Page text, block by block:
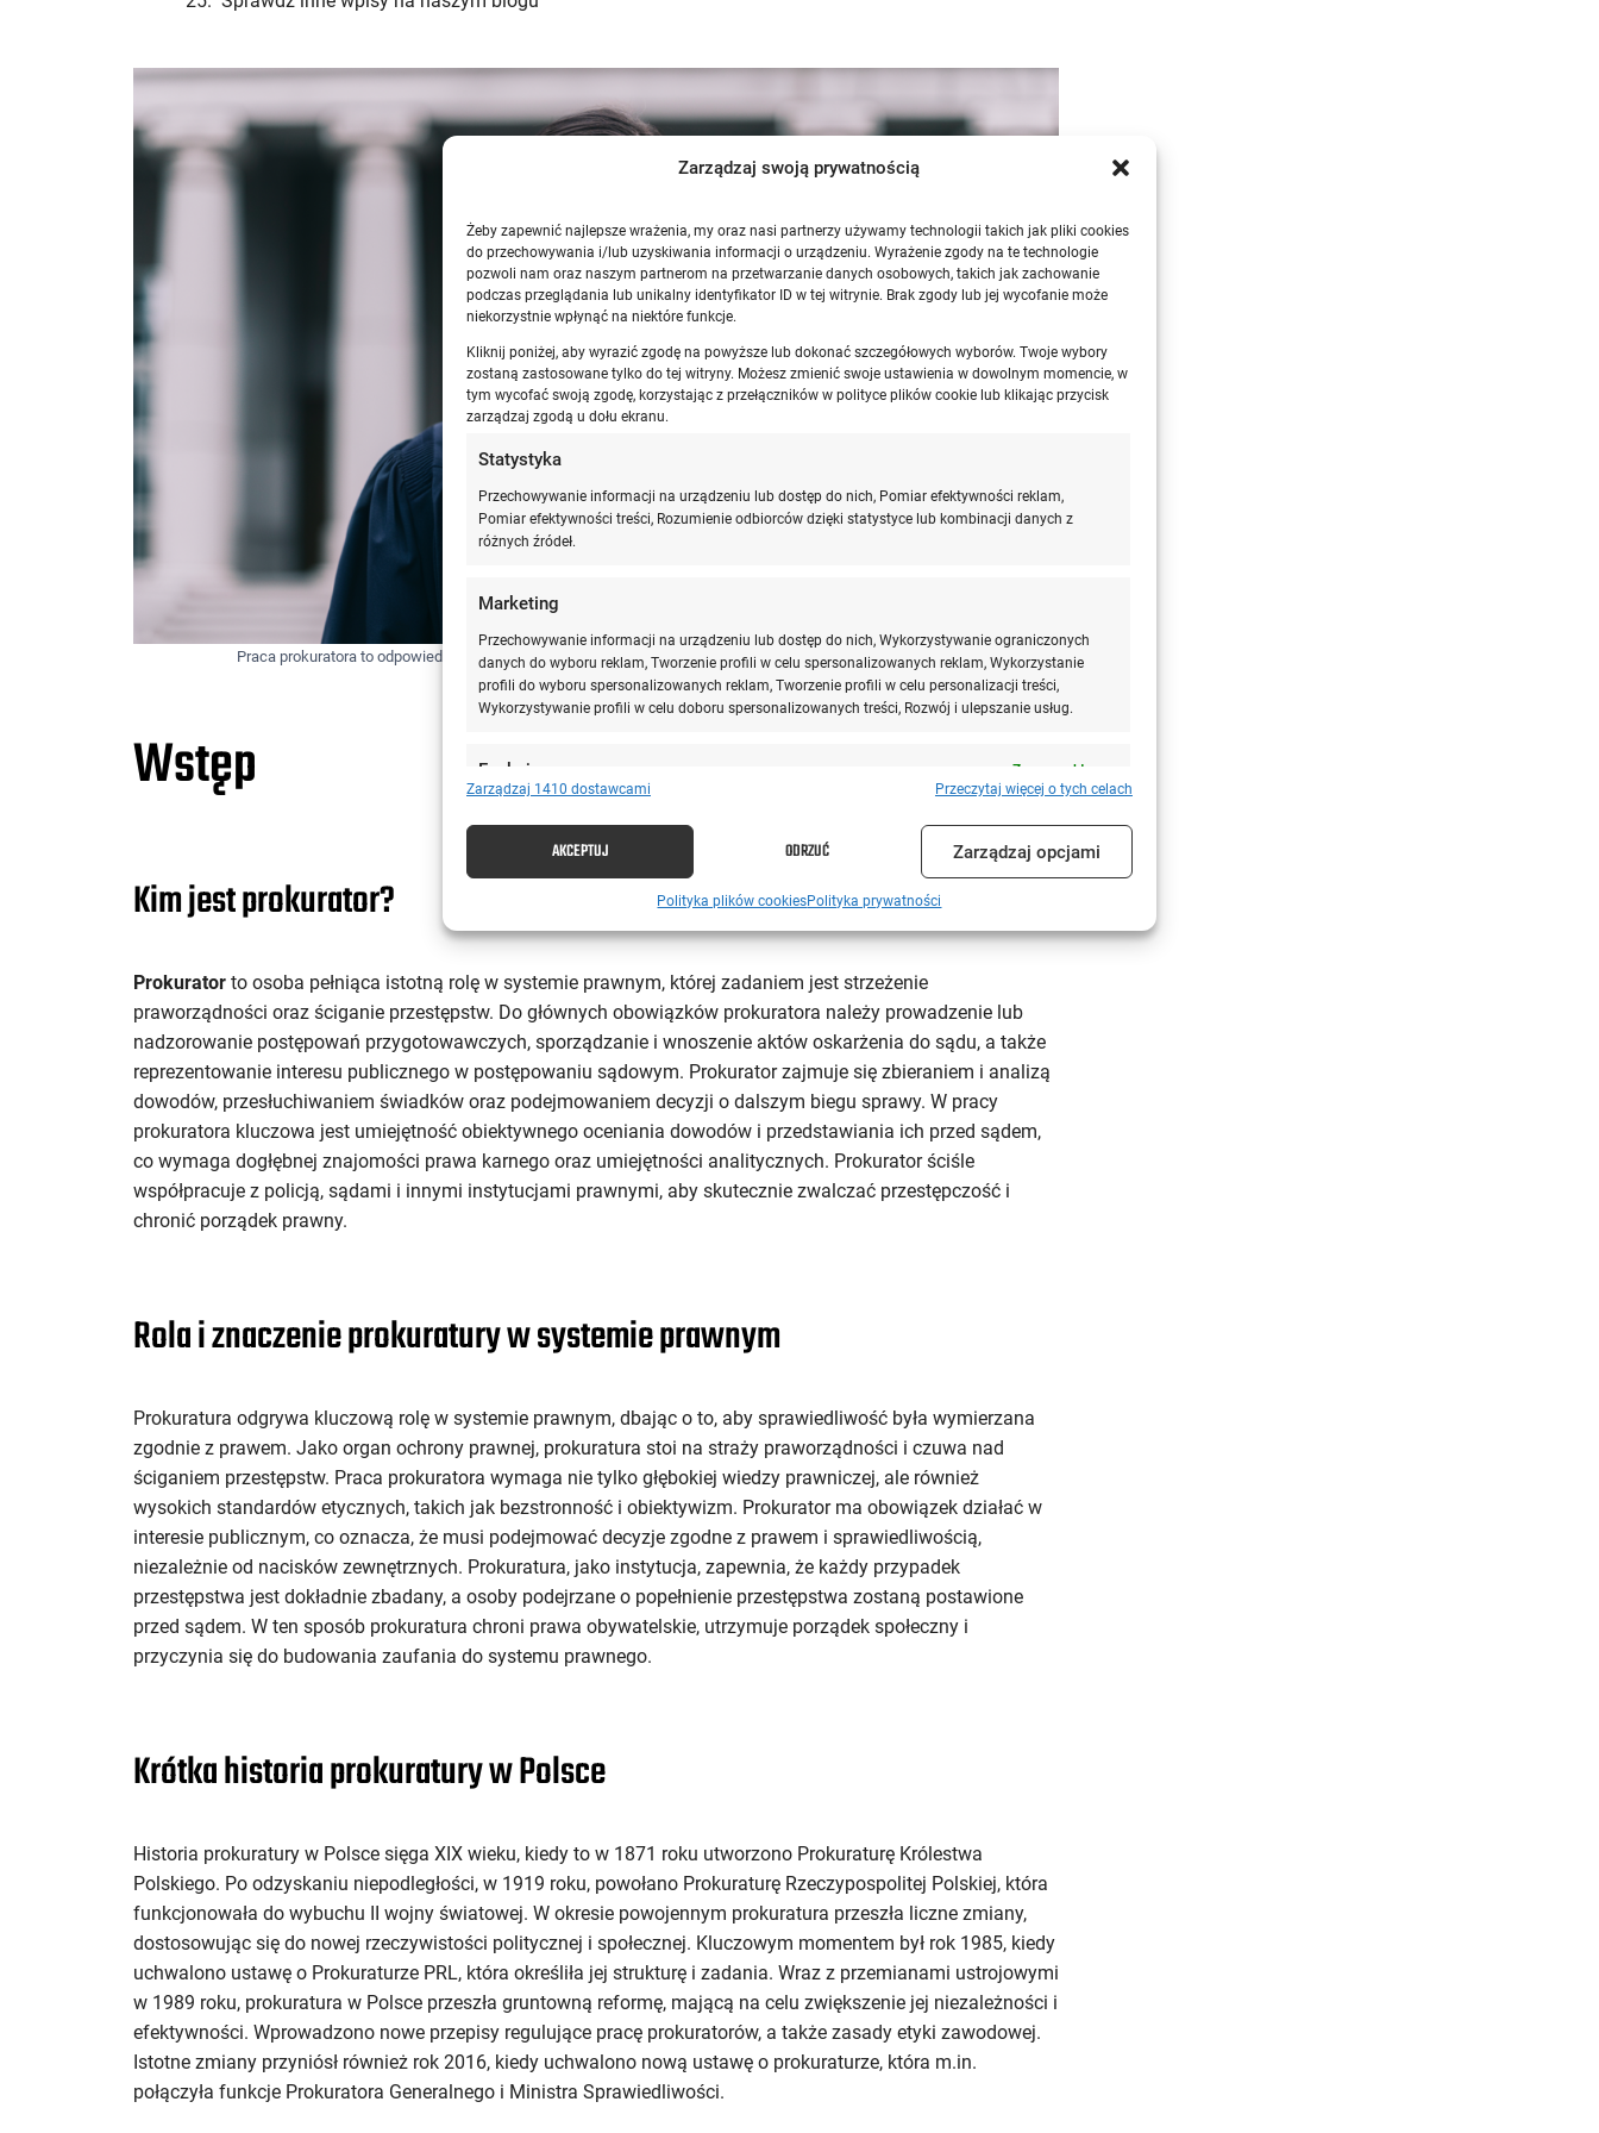
Zarządzaj swoją prywatnością
Żeby zapewnić najlepsze wrażenia, my oraz nasi partnerzy używamy technologii takich jak pliki cookies
do przechowywania i/lub uzyskiwania informacji o urządzeniu. Wyrażenie zgody na te technologie
pozwoli nam oraz naszym partnerom na przetwarzanie danych osobowych, takich jak zachowanie
podczas przeglądania lub unikalny identyfikator ID w tej witrynie. Brak zgody lub jej wycofanie może
niekorzystnie wpłynąć na niektóre funkcje.
Kliknij poniżej, aby wyrazić zgodę na powyższe lub dokonać szczegółowych wyborów. Twoje wybory
zostaną zastosowane tylko do tej witryny. Możesz zmienić swoje ustawienia w dowolnym momencie, w
tym wycofać swoją zgodę, korzystając z przełączników w polityce plików cookie lub klikając przycisk
zarządzaj zgodą u dołu ekranu.
Statystyka
Przechowywanie informacji na urządzeniu lub dostęp do nich, Pomiar efektywności reklam,
Pomiar efektywności treści, Rozumienie odbiorców dzięki statystyce lub kombinacji danych z
różnych źródeł.
Marketing
Przechowywanie informacji na urządzeniu lub dostęp do nich, Wykorzystywanie ograniczonych
danych do wyboru reklam, Tworzenie profili w celu spersonalizowanych reklam, Wykorzystanie
profili do wyboru spersonalizowanych reklam, Tworzenie profili w celu personalizacji treści,
Wykorzystywanie profili w celu doboru spersonalizowanych treści, Rozwój i ulepszanie usług.
Funkcje Zawsze aktywne
Identyfikacja urządzeń na podstawie informacji przesyłanych automatycznie.
Zapewnienie bezpieczeństwa, zapobieganie oszustwom i
treści, Zapisanie decyzji dotyczących prywatności oraz
informowanie o nich.
Zawsze aktywne
Zarządzaj 1410 dostawcami Przeczytaj więcej o tych celach
AKCEPTUJ ODRZUĆ Zarządzaj opcjami
Polityka plików cookiesPolityka prywatności
Praca prokuratora to odpowiedzialność, ale i satysfakcja. Dowiedz się, jak rozpocząć swoją ścieżkę kariery.
Wstęp
Kim jest prokurator?
Prokurator to osoba pełniąca istotną rolę w systemie prawnym, której zadaniem jest strzeżenie
praworządności oraz ściganie przestępstw. Do głównych obowiązków prokuratora należy prowadzenie lub
nadzorowanie postępowań przygotowawczych, sporządzanie i wnoszenie aktów oskarżenia do sądu, a także
reprezentowanie interesu publicznego w postępowaniu sądowym. Prokurator zajmuje się zbieraniem i analizą
dowodów, przesłuchiwaniem świadków oraz podejmowaniem decyzji o dalszym biegu sprawy. W pracy
prokuratora kluczowa jest umiejętność obiektywnego oceniania dowodów i przedstawiania ich przed sądem,
co wymaga dogłębnej znajomości prawa karnego oraz umiejętności analitycznych. Prokurator ściśle
współpracuje z policją, sądami i innymi instytucjami prawnymi, aby skutecznie zwalczać przestępczość i
chronić porządek prawny.
Rola i znaczenie prokuratury w systemie prawnym
Prokuratura odgrywa kluczową rolę w systemie prawnym, dbając o to, aby sprawiedliwość była wymierzana
zgodnie z prawem. Jako organ ochrony prawnej, prokuratura stoi na straży praworządności i czuwa nad
ściganiem przestępstw. Praca prokuratora wymaga nie tylko głębokiej wiedzy prawniczej, ale również
wysokich standardów etycznych, takich jak bezstronność i obiektywizm. Prokurator ma obowiązek działać w
interesie publicznym, co oznacza, że musi podejmować decyzje zgodne z prawem i sprawiedliwością,
niezależnie od nacisków zewnętrznych. Prokuratura, jako instytucja, zapewnia, że każdy przypadek
przestępstwa jest dokładnie zbadany, a osoby podejrzane o popełnienie przestępstwa zostaną postawione
przed sądem. W ten sposób prokuratura chroni prawa obywatelskie, utrzymuje porządek społeczny i
przyczynia się do budowania zaufania do systemu prawnego.
Krótka historia prokuratury w Polsce
Historia prokuratury w Polsce sięga XIX wieku, kiedy to w 1871 roku utworzono Prokuraturę Królestwa
Polskiego. Po odzyskaniu niepodległości, w 1919 roku, powołano Prokuraturę Rzeczypospolitej Polskiej, która
funkcjonowała do wybuchu II wojny światowej. W okresie powojennym prokuratura przeszła liczne zmiany,
dostosowując się do nowej rzeczywistości politycznej i społecznej. Kluczowym momentem był rok 1985, kiedy
uchwalono ustawę o Prokuraturze PRL, która określiła jej strukturę i zadania. Wraz z przemianami ustrojowymi
w 1989 roku, prokuratura w Polsce przeszła gruntowną reformę, mającą na celu zwiększenie jej niezależności i
efektywności. Wprowadzono nowe przepisy regulujące pracę prokuratorów, a także zasady etyki zawodowej.
Istotne zmiany przyniósł również rok 2016, kiedy uchwalono nową ustawę o prokuraturze, która m.in.
połączyła funkcje Prokuratora Generalnego i Ministra Sprawiedliwości.